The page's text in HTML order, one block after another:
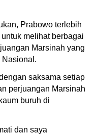
Prabowo terlebih
melihat berbagai
Marsinah yang
saksama setiap
perjuangan Marsinah
buruh di
dan saya